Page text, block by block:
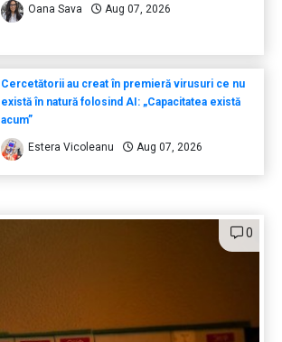
Oana Sava Aug 07, 2026
Cercetătorii au creat în premieră virusuri ce nu
există în natură folosind AI: „Capacitatea există
acum”
Estera Vicoleanu Aug 07, 2026
0